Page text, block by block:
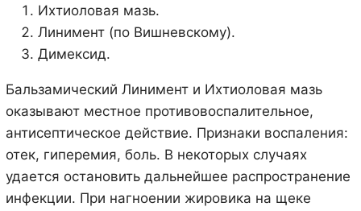
Ихтиоловая мазь.
Линимент (по Вишневскому).
Димексид.
Бальзамический Линимент и Ихтиоловая мазь
оказывают местное противовоспалительное,
антисептическое действие. Признаки воспаления:
отек, гиперемия, боль. В некоторых случаях
удается остановить дальнейшее распространение
инфекции. При нагноении жировика на щеке